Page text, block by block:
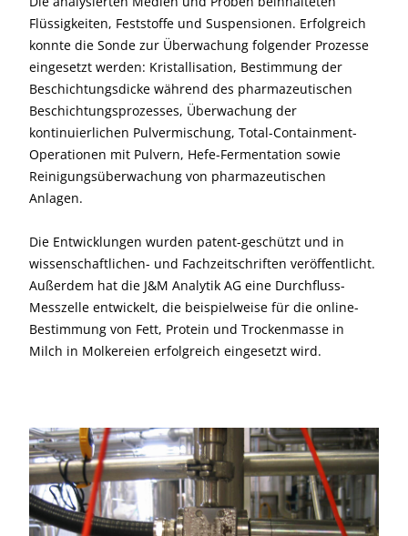
Flüssigkeiten, Feststoffe und Suspensionen. Erfolgreich
konnte die Sonde zur Überwachung folgender Prozesse
eingesetzt werden: Kristallisation, Bestimmung der
Beschichtungsdicke während des pharmazeutischen
Beschichtungsprozesses, Überwachung der
kontinuierlichen Pulvermischung, Total-Containment-
Operationen mit Pulvern, Hefe-Fermentation sowie
Reinigungsüberwachung von pharmazeutischen
Anlagen.
Die Entwicklungen wurden patent-geschützt und in
wissenschaftlichen- und Fachzeitschriften veröffentlicht.
Außerdem hat die J&M Analytik AG eine Durchfluss-
Messzelle entwickelt, die beispielweise für die online-
Bestimmung von Fett, Protein und Trockenmasse in
Milch in Molkereien erfolgreich eingesetzt wird.